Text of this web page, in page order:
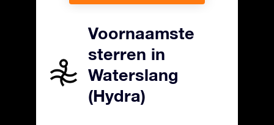
Voornaamste
sterren in
Waterslang
(Hydra)